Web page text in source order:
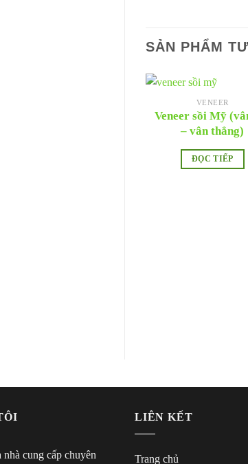
SẢN PHẨM
VENEER
Veneer sồi Mỹ
– vân thẳng)
ĐỌC TIẾP
cung cấp chuyên
LIÊN KẾT
Trang chủ